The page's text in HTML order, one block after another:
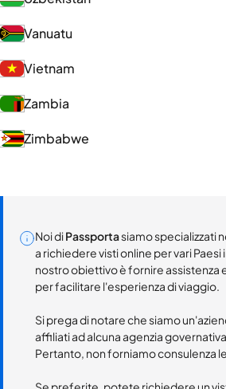
Vanuatu
Vietnam
Zambia
Zimbabwe
Noi diPassportasiamo specializzati
a richiedere visti online per vari Paesi
nostro obiettivo è fornire assistenza
per facilitare l'esperienza di viaggio.
Si prega di notare che siamo
affiliati ad alcuna agenzia
Pertanto, non forniamo consulenza